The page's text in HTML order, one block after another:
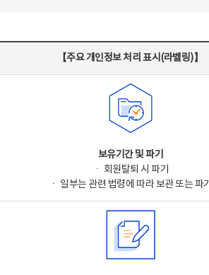
【주요 개인정보 처리 표시(라벨링)】
보유기간 및 파기
ㆍ 회원탈퇴 시 파기
ㆍ 일부는 관련 법령에 따라 보관 또는 파기